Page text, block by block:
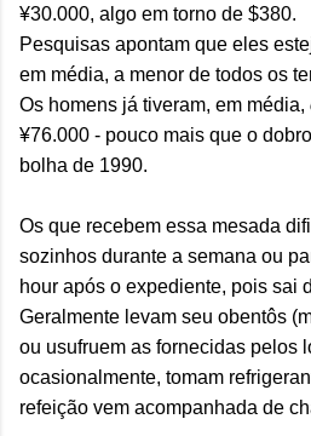
¥30.000, algo em torno de $380.
Pesquisas apontam que eles
em média, a menor de todos os
Os homens já tiveram, em média,
¥76.000 - pouco mais que o
bolha de 1990.
Os que recebem essa mesada
sozinhos durante a semana ou
hour após o expediente, pois sai
Geralmente levam seu obentôs
ou usufruem as fornecidas pelos
ocasionalmente, tomam
refeição vem acompanhada de